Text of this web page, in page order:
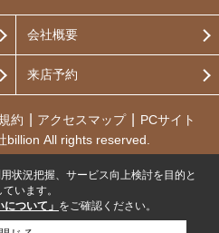
会社概要
来店予約
約 アクセスマップ
PCサイト
billion All rights reserved.
状況把握、サービス向上検討を目的と
います。
ついて」 をご確認ください。